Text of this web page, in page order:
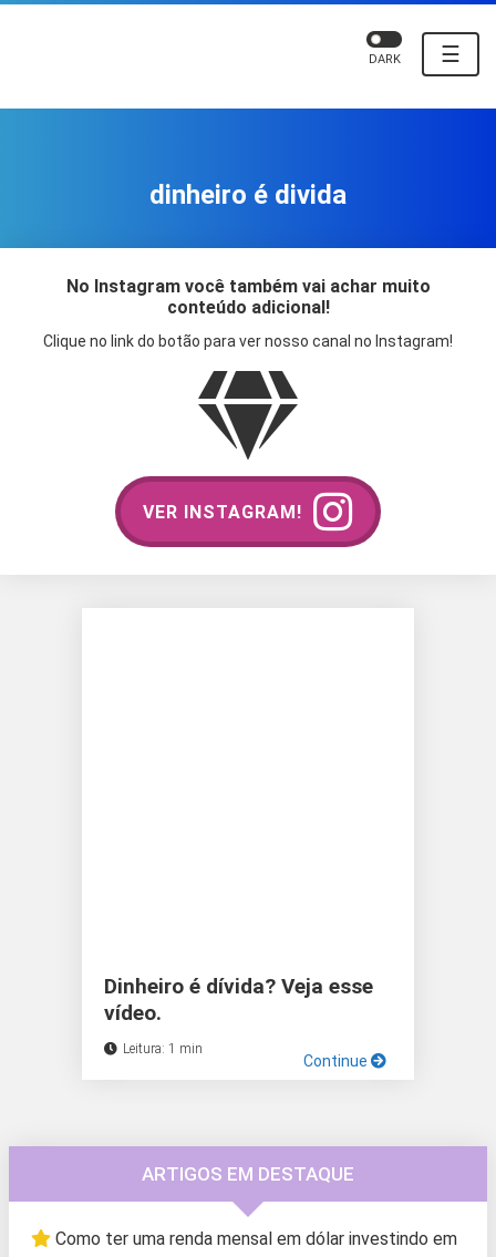
☰
DARK
dinheiro é divida
No Instagram você também vai achar muito
conteúdo adicional!
Clique no link do botão para ver nosso canal no Instagram!
VER INSTAGRAM!
Dinheiro é dívida? Veja esse
vídeo.
Leitura: 1 min
Continue
ARTIGOS EM DESTAQUE
Como ter uma renda mensal em dólar investindo em